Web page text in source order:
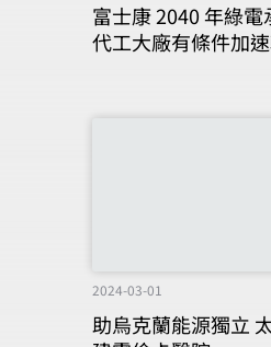
富士康 2040 年綠
代工大廠有條件加
2024-03-01
助烏克蘭能源獨立